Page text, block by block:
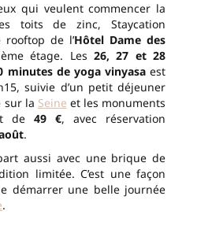
qui veulent commencer la
toits de zinc, Staycation
rooftop de l’Hôtel Dame des
étage. Les 26, 27 et 28
minutes de yoga vinyasaest
suivie d’un petit déjeuner
sur la Seine et les monuments
de 49 €, avec réservation
.
aussi avec une brique de
limitée. C’est une façon
démarrer une belle journée
.